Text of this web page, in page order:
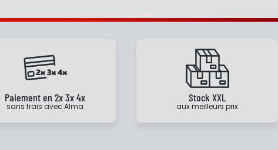
Paiement en 2x 3x 4x
sans frais avec Alma
Stock XXL
aux meilleurs prix